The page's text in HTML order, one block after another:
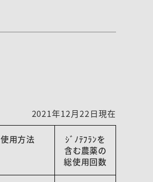
2021年12月22日現在
使用方法
ｼﾞﾉﾃﾌﾗﾝを
含む農薬の
総使用回数